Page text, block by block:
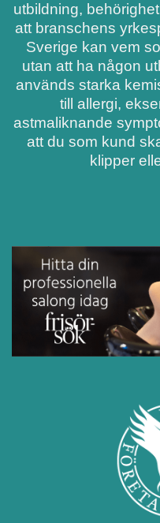
utbildning,
att branschens
Sverige kan vem
utan att ha någon
används starka
till allergi,
astmaliknande
att du som kund
klipper